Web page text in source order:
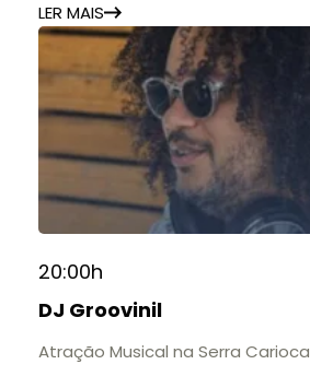
LER MAIS
20:00h
DJ Groovinil
Atração Musical na Serra Carioca